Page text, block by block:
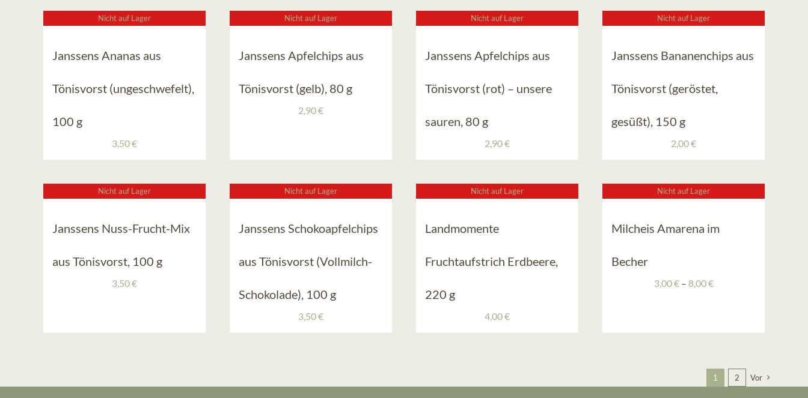
8,00 €
Nicht auf Lager
Janssens Ananas aus
Tönisvorst (ungeschwefelt),
100 g
3,50€
Nicht auf Lager
Janssens Apfelchips aus
Tönisvorst (gelb), 80 g
2,90€
Nicht auf Lager
Janssens Apfelchips aus
Tönisvorst (rot) – unsere
sauren, 80 g
2,90€
Nicht auf Lager
Janssens Bananenchips aus
Tönisvorst (geröstet,
gesüßt), 150 g
2,00€
Nicht auf Lager
Janssens Nuss-Frucht-Mix
aus Tönisvorst, 100 g
3,50€
Nicht auf Lager
Janssens Schokoapfelchips
aus Tönisvorst (Vollmilch-
Schokolade), 100 g
3,50€
Nicht auf Lager
Landmomente
Fruchtaufstrich Erdbeere,
220 g
4,00€
Nicht auf Lager
Milcheis Amarena im
Becher
3,00€ – 8,00€Preisspanne:
1 2 Vor